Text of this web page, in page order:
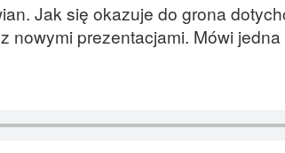
Jak się okazuje do grona
nowymi prezentacjami. Mówi